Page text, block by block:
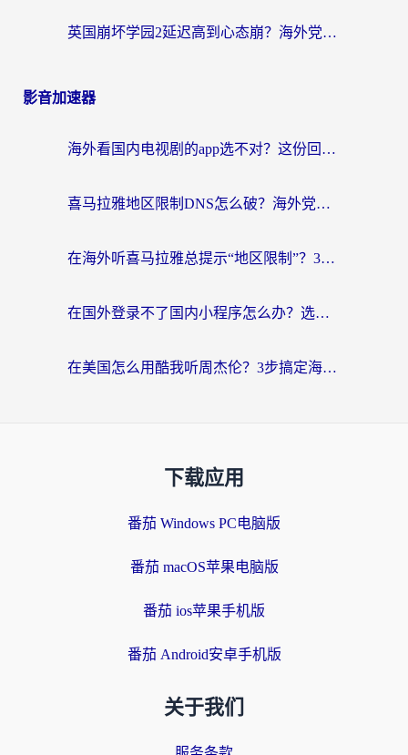
英国崩坏学园2延迟高到心态崩？海外党国服游戏加速终极指南
影音加速器
海外看国内电视剧的app选不对？这份回国加速器避坑指南帮你流畅追剧
喜马拉雅地区限制DNS怎么破？海外党听国内音乐听书的终极解决方案
在海外听喜马拉雅总提示“地区限制”？3步轻松解除+听国内音乐全攻略
在国外登录不了国内小程序怎么办？选对回国加速器，轻松解锁国内资源
在美国怎么用酷我听周杰伦？3步搞定海外听歌难题
下载应用
番茄 Windows PC电脑版
番茄 macOS苹果电脑版
番茄 ios苹果手机版
番茄 Android安卓手机版
关于我们